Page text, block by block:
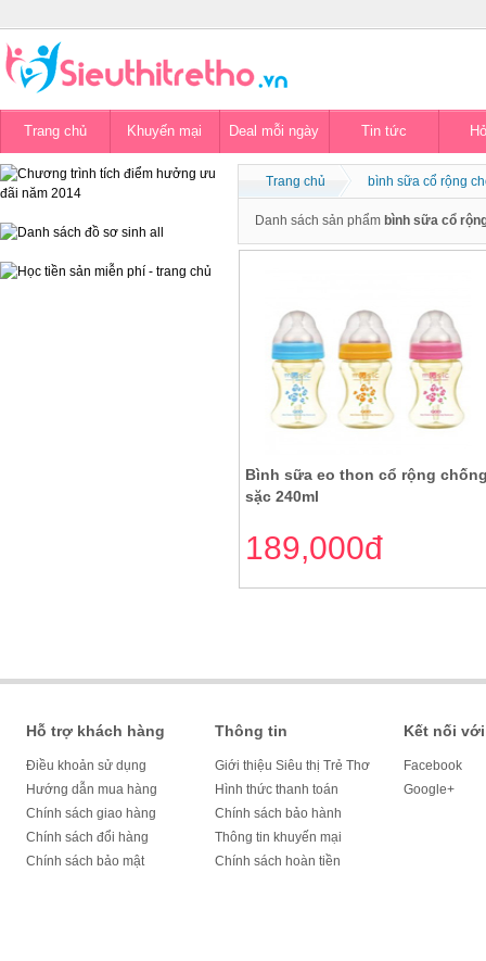
Trang chủ Khuyến mại Deal mỗi ngày Tin tức
Trang chủ bình sữa cổ rộng
Danh sách sản phẩm bình sữa cổ
Bình sữa eo thon cổ rộng
sặc 240ml
189,000đ
Hỗ trợ khách hàng
Điều khoản sử dụng
Hướng dẫn mua hàng
Chính sách giao hàng
Chính sách đổi hàng
Chính sách bảo mật
Thông tin
Giới thiệu Siêu thị Trẻ Thơ
Hình thức thanh toán
Chính sách bảo hành
Thông tin khuyến mại
Chính sách hoàn tiền
Kết nối
Facebook
Google+